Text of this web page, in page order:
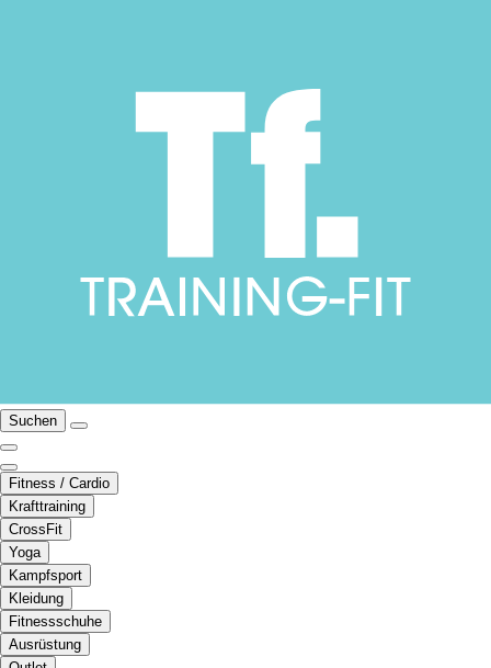
Suchen
Fitness / Cardio
Krafttraining
CrossFit
Yoga
Kampfsport
Kleidung
Fitnessschuhe
Ausrüstung